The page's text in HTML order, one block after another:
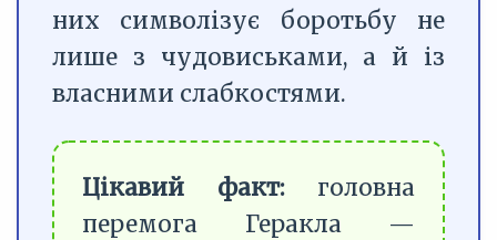
них символізує боротьбу не
лише з чудовиськами, а й із
власними слабкостями.
Цікавий факт:головна
перемога Геракла —